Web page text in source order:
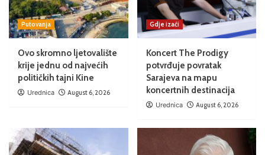
Putovanja
Ovo skromno ljetovalište
krije jednu od najvećih
političkih tajni Kine
Urednica August 6, 2026
Gdje izaći
Koncert The Prodigy
potvrđuje povratak
Sarajeva na mapu
koncertnih destinacija
Urednica August 6, 2026